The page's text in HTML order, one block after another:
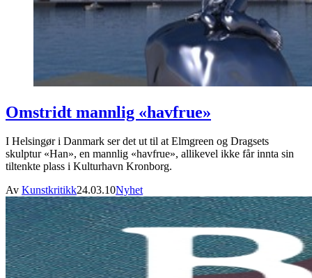
Omstridt mannlig «havfrue»
I Helsingør i Danmark ser det ut til at Elmgreen og Dragsets
skulptur «Han», en mannlig «havfrue», allikevel ikke får innta sin
tiltenkte plass i Kulturhavn Kronborg.
Av Kunstkritikk24.03.10Nyhet